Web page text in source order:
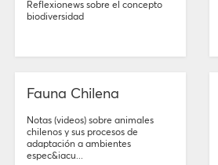
Reflexionews sobre el concepto
biodiversidad
Fauna Chilena
Notas (videos) sobre animales
chilenos y sus procesos de
adaptación a ambientes
espec&iacu...